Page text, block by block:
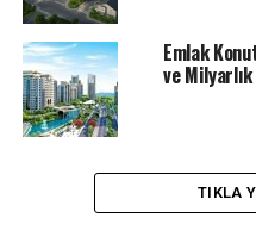
TOKİ’den çocuklu ailelere
ÖNCEKI
542 daireden oluşan Hatay
belirleme kura sonuçları
Emlak
ve
TIKLA